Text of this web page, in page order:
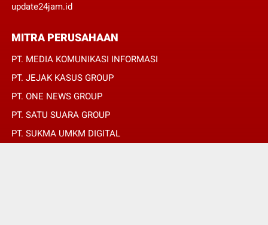
update24jam.id
MITRA PERUSAHAAN
PT. MEDIA KOMUNIKASI INFORMASI
PT. JEJAK KASUS GROUP
PT. ONE NEWS GROUP
PT. SATU SUARA GROUP
PT. SUKMA UMKM DIGITAL